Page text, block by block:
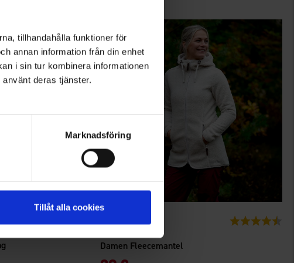
tillhandahålla funktioner för
annan information från din enhet
i sin tur kombinera informationen
deras tjänster.
Marknadsföring
Tillåt alla cookies
Damen Fleecemantel
Bewertung: